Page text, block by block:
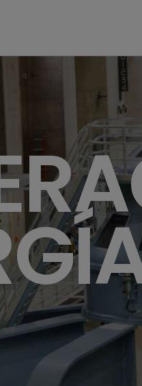
inside the